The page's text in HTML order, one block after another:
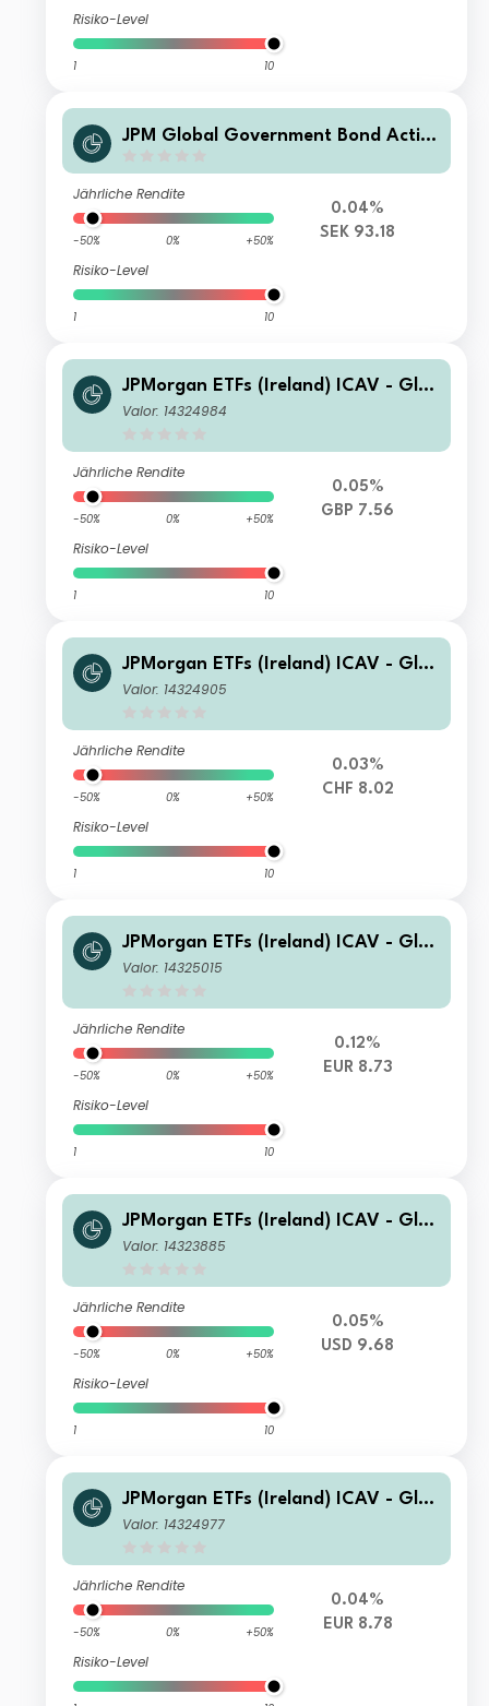
Risiko-Level
1 10
JPM Global Government Bond Activ
Jährliche Rendite
-50% 0% +50%
Risiko-Level
1 10
0.04%
SEK 93.18
JPMorgan ETFs (Ireland) ICAV - Glo
bal Government Bond Active UCITS
Valor: 14324984
Jährliche Rendite
-50% 0% +50%
Risiko-Level
1 10
0.05%
GBP 7.56
JPMorgan ETFs (Ireland) ICAV - Glo
bal Government Bond Active UCITS
Valor: 14324905
Jährliche Rendite
-50% 0% +50%
Risiko-Level
1 10
0.03%
CHF 8.02
JPMorgan ETFs (Ireland) ICAV - Glo
bal Government Bond Active UCITS
Valor: 14325015
Jährliche Rendite
-50% 0% +50%
Risiko-Level
1 10
0.12%
EUR 8.73
JPMorgan ETFs (Ireland) ICAV - Glo
bal Government Bond Active UCITS
Valor: 14323885
Jährliche Rendite
-50% 0% +50%
Risiko-Level
1 10
0.05%
USD 9.68
JPMorgan ETFs (Ireland) ICAV - Glo
bal Government Bond Active UCITS
Valor: 14324977
Jährliche Rendite
-50% 0% +50%
Risiko-Level
0.04%
EUR 8.78